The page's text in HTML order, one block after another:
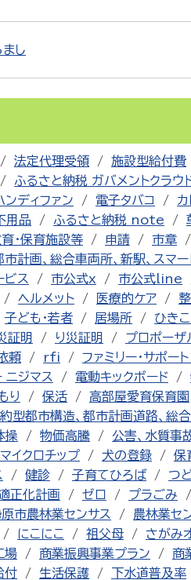
し
法定代理受領 施設型給付費
ふるさと納税 ガバメントクラウ
ンディファン 電子タバコ カ
用品 ふるさと納税 note
・保育施設等 申請 市章
計画、総合車両所、新駅、スマー
ビス 市公式x 市公式line
ヘルメット 医療的ケア
子ども・若者 居場所 ひきこ
証明 り災証明 プロポーザ
頼 rfi ファミリー・サポー
ニジマス
電動キックボード
り 保活
高部屋愛育保育園
約型都市構造、都市計画道路、総
操 物価高騰 公害、水質事
マイクロチップ 犬の登録 保
健診 子育てひろば つ
正化計画 ゼロ プラごみ
市農林業センサス 農林業セ
にこにこ 祖父母 さがみ
場 商業振興事業プラン 商
付
生活保護 下水道普及率